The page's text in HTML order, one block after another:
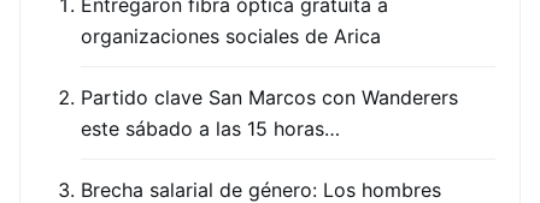
Entregaron fibra óptica gratuita a
organizaciones sociales de Arica
Partido clave San Marcos con Wanderers
este sábado a las 15 horas…
Brecha salarial de género: Los hombres